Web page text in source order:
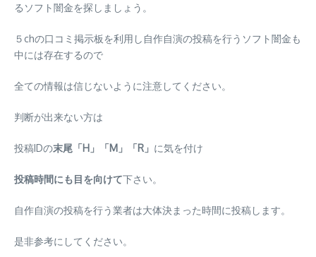
るソフト闇金を探しましょう。
５chの口コミ掲示板を利用し自作自演の投稿を行うソフト闇金も
中には存在するので
全ての情報は信じないように注意してください。
判断が出来ない方は
投稿IDの末尾「H」「M」「R」 に気を付け
投稿時間にも目を向けて下さい。
自作自演の投稿を行う業者は大体決まった時間に投稿します。
是非参考にしてください。